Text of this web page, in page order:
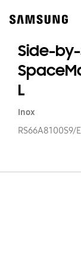
content
Side-
L
Inox
RS66A8100S9/